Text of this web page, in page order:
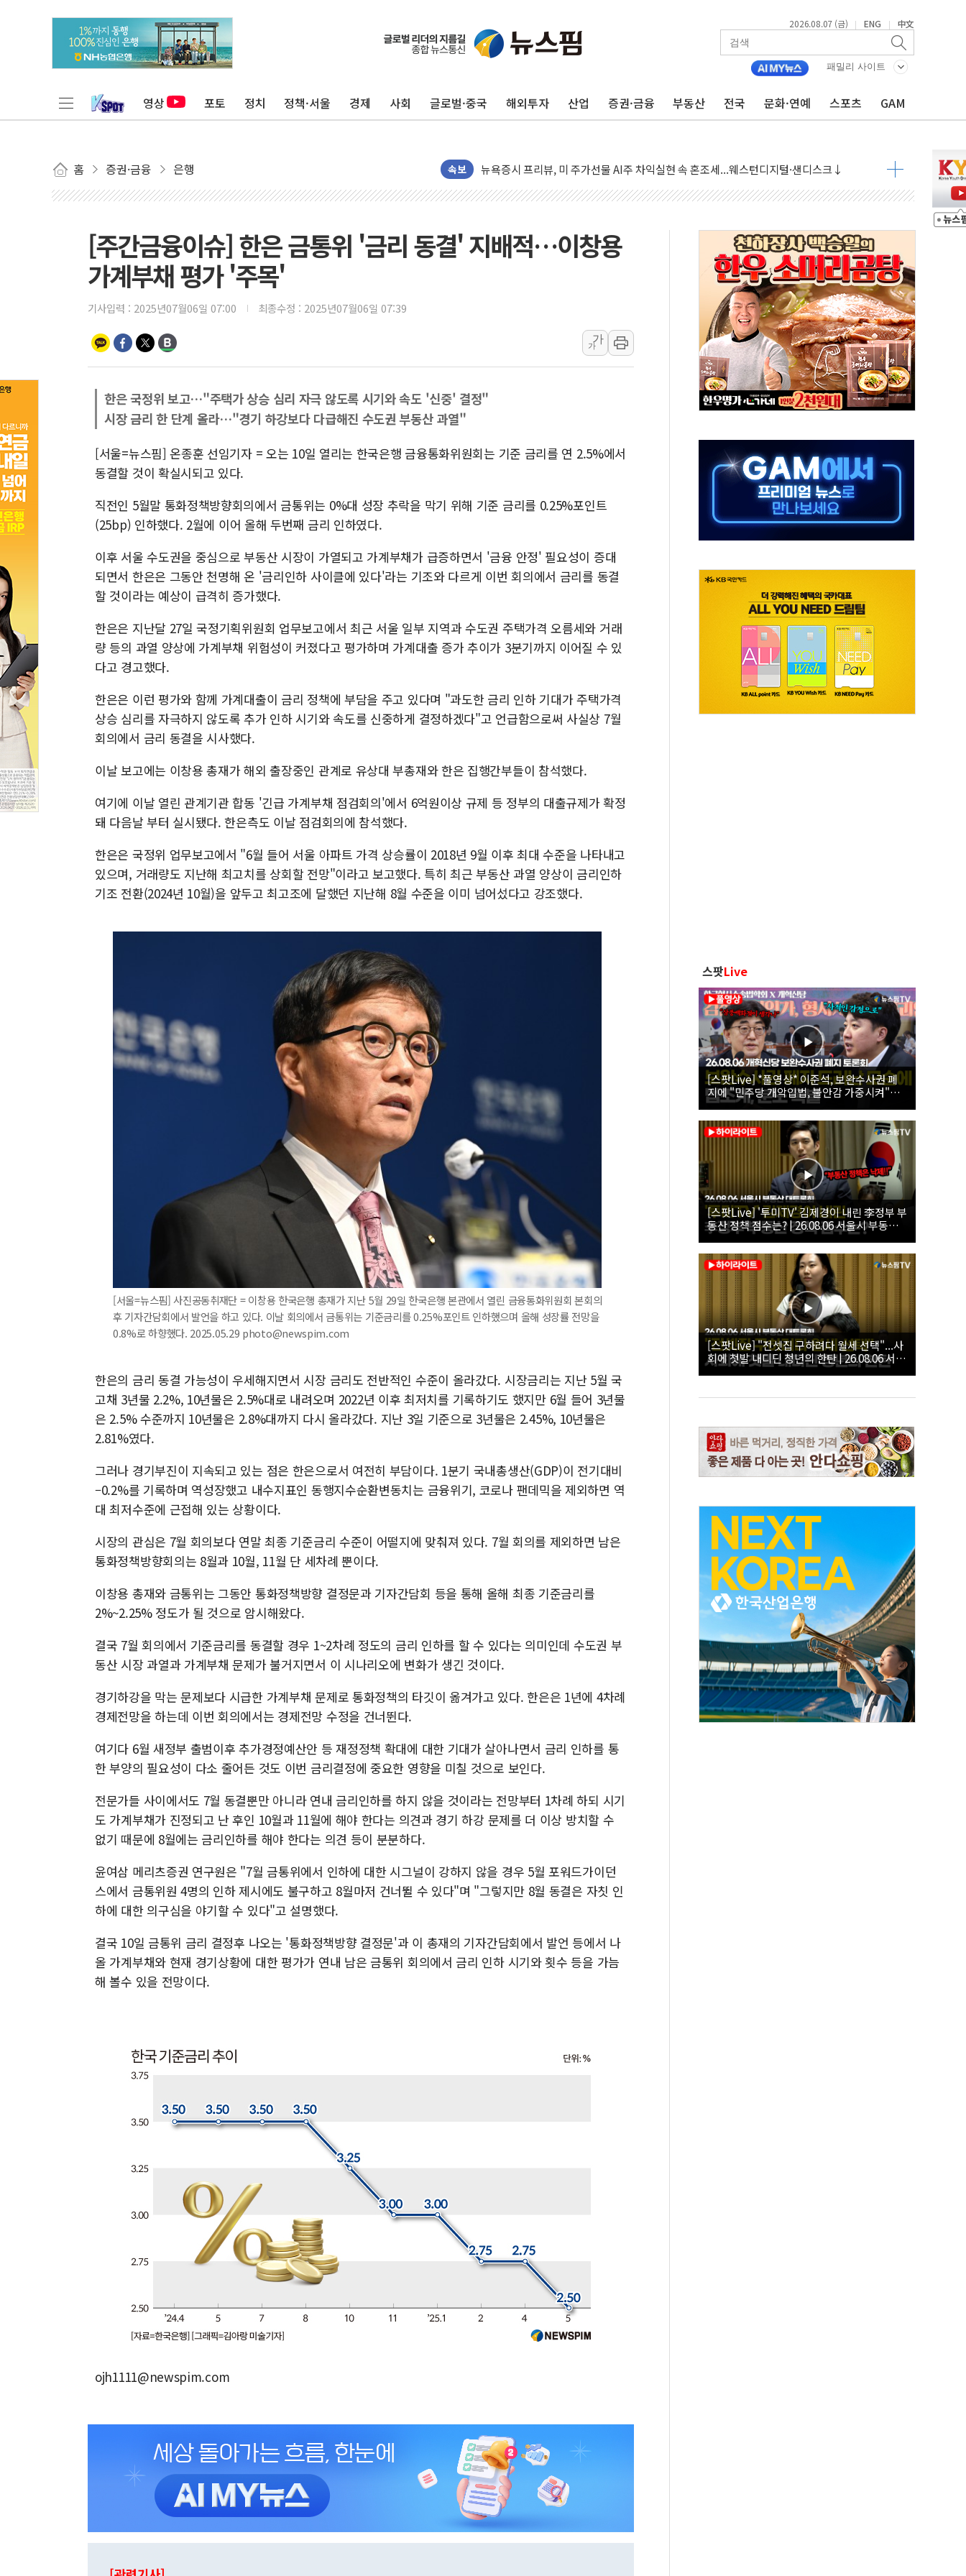
2026.08.07 (금) | ENG | 中文
패밀리 사이트
영상 포토 정치 정책·서울 경제 사회 글로벌·중국 해외투자 산업 증권·금융 부동산 전국 문화·연예 스포츠 GAM
홈 증권·금융 은행 속보
유럽증시, 견조한 실적 소화하며 대부분 상승… "2분기 기업 순이익 21% 증가" 전망
리투아니아 국방 "러, 우크라 드론으로 나토 회원국 공격 검토… 거짓 깃발 작전"
뉴욕증시 개장 전 특징주...모더나·아이온큐·도어대시↑ VS 샌디스크·피그마·앱러빈↓
김정관 장관 "영업이익 N% 성과급 반대…상법·자본시장법 개정 논의"
청와대, 북한 단거리 탄도미사일 발사에 긴급 안보 점검회의
금값 7주 만에 최고…美 고용 둔화·호르무즈 재개방 기대에 강세
러, 1인칭시점 드론으로 우크라 민간인 '사파리' 공격… 시민들 공포감 극대화 전략
[베트남 증시] 지수 하락 속 'DGC' 임시 주총 기대감에 홀로 상한가…마진 잔액은 사상 최고
'월가의 황제' 다이먼 "금융시장 레버리지 위험수위…숨은 차입이 더 큰 변수"
양주 섬유염색공장서 화재 1명 중상…대응 1단계 진압 중
김정관 산업부 장관 "주 52시간 손봐야, 경쟁상대 中과 비교해야"
해군 1함대 창설 80주년…지역과 함께하는 '선봉'의 대민 봉사
[3보] 북, 원산서 동해로 단거리 탄도미사일 1발 발사… 올해 10번째·42일 만 도발
우크라 드론 전술, 중남미 콜롬비아에 새 안보 위기… 반군·마약카르텔이 습득해 전투 활용
동해해경, 독도 해상서 부유물 감긴 어선 구조
구미 폐염산처리업체서 불 2시간30여분만에 진화...외국인 노동자 숨져
[주간금융이슈] 한은 금통위 '금리 동결' 지배적…이창용
가계부채 평가 '주목'
기사입력 : 2025년07월06일 07:00 최종수정 : 2025년07월06일 07:39
가
가
한은 국정위 보고…"주택가 상승 심리 자극 않도록 시기와 속도 '신중' 결정"
시장 금리 한 단계 올라…"경기 하강보다 다급해진 수도권 부동산 과열"
[서울=뉴스핌] 온종훈 선임기자 = 오는 10일 열리는 한국은행 금융통화위원회는 기준 금리를 연 2.5%에서
동결할 것이 확실시되고 있다.
직전인 5월말 통화정책방향회의에서 금통위는 0%대 성장 추락을 막기 위해 기준 금리를 0.25%포인트
(25bp) 인하했다. 2월에 이어 올해 두번째 금리 인하였다.
이후 서울 수도권을 중심으로 부동산 시장이 가열되고 가계부채가 급증하면서 '금융 안정' 필요성이 증대
되면서 한은은 그동안 천명해 온 '금리인하 사이클에 있다'라는 기조와 다르게 이번 회의에서 금리를 동결
할 것이라는 예상이 급격히 증가했다.
한은은 지난달 27일 국정기획위원회 업무보고에서 최근 서울 일부 지역과 수도권 주택가격 오름세와 거래
량 등의 과열 양상에 가계부채 위험성이 커졌다고 평가하며 가계대출 증가 추이가 3분기까지 이어질 수 있
다고 경고했다.
한은은 이런 평가와 함께 가계대출이 금리 정책에 부담을 주고 있다며 "과도한 금리 인하 기대가 주택가격
상승 심리를 자극하지 않도록 추가 인하 시기와 속도를 신중하게 결정하겠다"고 언급함으로써 사실상 7월
회의에서 금리 동결을 시사했다.
이날 보고에는 이창용 총재가 해외 출장중인 관계로 유상대 부총재와 한은 집행간부들이 참석했다.
여기에 이날 열린 관계기관 합동 '긴급 가계부채 점검회의'에서 6억원이상 규제 등 정부의 대출규제가 확정
돼 다음날 부터 실시됐다. 한은측도 이날 점검회의에 참석했다.
한은은 국정위 업무보고에서 "6월 들어 서울 아파트 가격 상승률이 2018년 9월 이후 최대 수준을 나타내고
있으며, 거래량도 지난해 최고치를 상회할 전망"이라고 보고했다. 특히 최근 부동산 과열 양상이 금리인하
기조 전환(2024년 10월)을 앞두고 최고조에 달했던 지난해 8월 수준을 이미 넘어섰다고 강조했다.
[서울=뉴스핌] 사진공동취재단 = 이창용 한국은행 총재가 지난 5월 29일 한국은행 본관에서 열린 금융통화위원회 본회의
후 기자간담회에서 발언을 하고 있다. 이날 회의에서 금통위는 기준금리를 0.25%포인트 인하했으며 올해 성장률 전망을
0.8%로 하향했다. 2025.05.29 photo@newspim.com
한은의 금리 동결 가능성이 우세해지면서 시장 금리도 전반적인 수준이 올라갔다. 시장금리는 지난 5월 국
고채 3년물 2.2%, 10년물은 2.5%대로 내려오며 2022년 이후 최저치를 기록하기도 했지만 6월 들어 3년물
은 2.5% 수준까지 10년물은 2.8%대까지 다시 올라갔다. 지난 3일 기준으로 3년물은 2.45%, 10년물은
2.81%였다.
그러나 경기부진이 지속되고 있는 점은 한은으로서 여전히 부담이다. 1분기 국내총생산(GDP)이 전기대비
–0.2%를 기록하며 역성장했고 내수지표인 동행지수순환변동치는 금융위기, 코로나 팬데믹을 제외하면 역
대 최저수준에 근접해 있는 상황이다.
시장의 관심은 7월 회의보다 연말 최종 기준금리 수준이 어떨지에 맞춰져 있다. 7월 회의를 제외하면 남은
통화정책방향회의는 8월과 10월, 11월 단 세차례 뿐이다.
이창용 총재와 금통위는 그동안 통화정책방향 결정문과 기자간담회 등을 통해 올해 최종 기준금리를
2%~2.25% 정도가 될 것으로 암시해왔다.
결국 7월 회의에서 기준금리를 동결할 경우 1~2차례 정도의 금리 인하를 할 수 있다는 의미인데 수도권 부
동산 시장 과열과 가계부채 문제가 불거지면서 이 시나리오에 변화가 생긴 것이다.
경기하강을 막는 문제보다 시급한 가계부채 문제로 통화정책의 타깃이 옮겨가고 있다. 한은은 1년에 4차례
경제전망을 하는데 이번 회의에서는 경제전망 수정을 건너뛴다.
여기다 6월 새정부 출범이후 추가경정예산안 등 재정정책 확대에 대한 기대가 살아나면서 금리 인하를 통
한 부양의 필요성이 다소 줄어든 것도 이번 금리결정에 중요한 영향을 미칠 것으로 보인다.
전문가들 사이에서도 7월 동결뿐만 아니라 연내 금리인하를 하지 않을 것이라는 전망부터 1차례 하되 시기
도 가계부채가 진정되고 난 후인 10월과 11월에 해야 한다는 의견과 경기 하강 문제를 더 이상 방치할 수
없기 때문에 8월에는 금리인하를 해야 한다는 의견 등이 분분하다.
윤여삼 메리츠증권 연구원은 "7월 금통위에서 인하에 대한 시그널이 강하지 않을 경우 5월 포워드가이던
스에서 금통위원 4명의 인하 제시에도 불구하고 8월마저 건너뛸 수 있다"며 "그렇지만 8월 동결은 자칫 인
하에 대한 의구심을 야기할 수 있다"고 설명했다.
결국 10일 금통위 금리 결정후 나오는 '통화정책방향 결정문'과 이 총재의 기자간담회에서 발언 등에서 나
올 가계부채와 현재 경기상황에 대한 평가가 연내 남은 금통위 회의에서 금리 인하 시기와 횟수 등을 가늠
해 볼수 있을 전망이다.
ojh1111@newspim.com
스팟Live
[스팟Live] *풀영상* 이준석, 보완수사권 폐
지에 "민주당 개악입법, 불안감 가중시켜"｜
26.08.06 개혁신당 보완수사권 폐지 토론회
[스팟Live] '투미TV' 김제경이 내린 李정부 부
동산 정책 점수는? | 26.08.06 서울시 부동산
대토론회
[스팟Live] "전셋집 구하려다 월세 선택"...사
회에 첫발 내디딘 청년의 한탄 | 26.08.06 서울
시 부동산 대토론회